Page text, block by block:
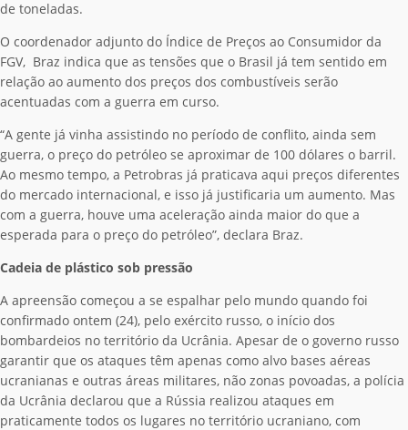
de toneladas.
O coordenador adjunto do Índice de Preços ao Consumidor da
FGV, Braz indica que as tensões que o Brasil já tem sentido em
relação ao aumento dos preços dos combustíveis serão
acentuadas com a guerra em curso.
“A gente já vinha assistindo no período de conflito, ainda sem
guerra, o preço do petróleo se aproximar de 100 dólares o barril.
Ao mesmo tempo, a Petrobras já praticava aqui preços diferentes
do mercado internacional, e isso já justificaria um aumento. Mas
com a guerra, houve uma aceleração ainda maior do que a
esperada para o preço do petróleo”, declara Braz.
Cadeia de plástico sob pressão
A apreensão começou a se espalhar pelo mundo quando foi
confirmado ontem (24), pelo exército russo, o início dos
bombardeios no território da Ucrânia. Apesar de o governo russo
garantir que os ataques têm apenas como alvo bases aéreas
ucranianas e outras áreas militares, não zonas povoadas, a polícia
da Ucrânia declarou que a Rússia realizou ataques em
praticamente todos os lugares no território ucraniano, com